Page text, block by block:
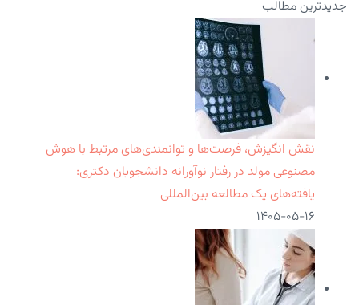
جدیدترین مطالب
نقش انگیزش، فرصت‌ها و توانمندی‌های مرتبط با هوش
مصنوعی مولد در رفتار نوآورانه دانشجویان دکتری:
یافته‌های یک مطالعه بین‌المللی
۱۴۰۵-۰۵-۱۶